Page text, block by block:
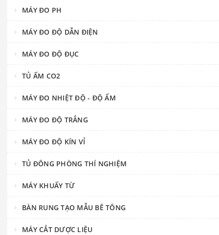
MÁY ĐO PH
MÁY ĐO ĐỘ DẪN ĐIỆN
MÁY ĐO ĐỘ ĐỤC
TỦ ẤM CO2
MÁY ĐO NHIỆT ĐỘ - ĐỘ ẨM
MÁY ĐO ĐỘ TRẮNG
MÁY ĐO ĐỘ KÍN VỈ
TỦ ĐÔNG PHÒNG THÍ NGHIỆM
MÁY KHUẤY TỪ
BÀN RUNG TẠO MẪU BÊ TÔNG
MÁY CẮT DƯỢC LIỆU